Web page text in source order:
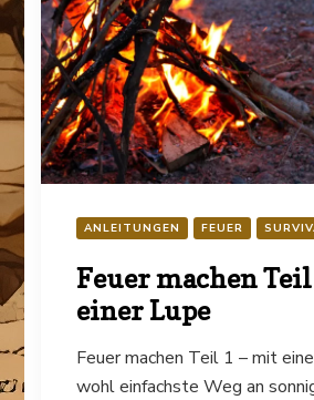
ANLEITUNGEN FEUER
Feuer machen
einer Lupe
Feuer machen Teil 1 – mit
wohl einfachste Weg an